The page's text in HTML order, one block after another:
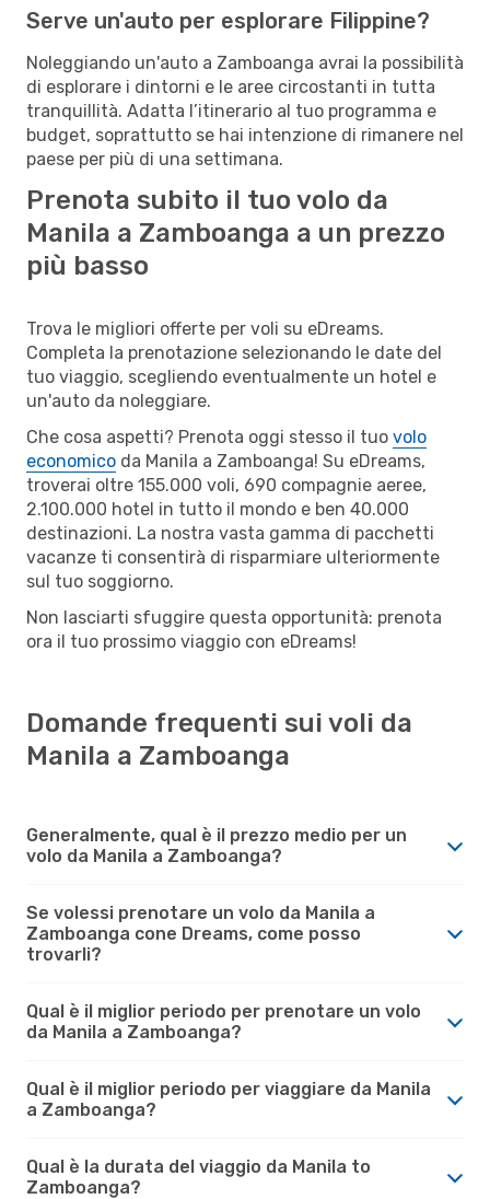
Serve un'auto per esplorare Filippine?
Noleggiando un'auto a Zamboanga avrai la possibilità
di esplorare i dintorni e le aree circostanti in tutta
tranquillità. Adatta l’itinerario al tuo programma e
budget, soprattutto se hai intenzione di rimanere nel
paese per più di una settimana.
Prenota subito il tuo volo da
Manila a Zamboanga a un prezzo
più basso
Trova le migliori offerte per voli su eDreams.
Completa la prenotazione selezionando le date del
tuo viaggio, scegliendo eventualmente un hotel e
un'auto da noleggiare.
Che cosa aspetti? Prenota oggi stesso il tuo volo
economico da Manila a Zamboanga! Su eDreams,
troverai oltre 155.000 voli, 690 compagnie aeree,
2.100.000 hotel in tutto il mondo e ben 40.000
destinazioni. La nostra vasta gamma di pacchetti
vacanze ti consentirà di risparmiare ulteriormente
sul tuo soggiorno.
Non lasciarti sfuggire questa opportunità: prenota
ora il tuo prossimo viaggio con eDreams!
Domande frequenti sui voli da
Manila a Zamboanga
Generalmente, qual è il prezzo medio per un
volo da Manila a Zamboanga?
Se volessi prenotare un volo da Manila a
Zamboanga cone Dreams, come posso
trovarli?
Qual è il miglior periodo per prenotare un volo
da Manila a Zamboanga?
Qual è il miglior periodo per viaggiare da Manila
a Zamboanga?
Qual è la durata del viaggio da Manila to
Zamboanga?